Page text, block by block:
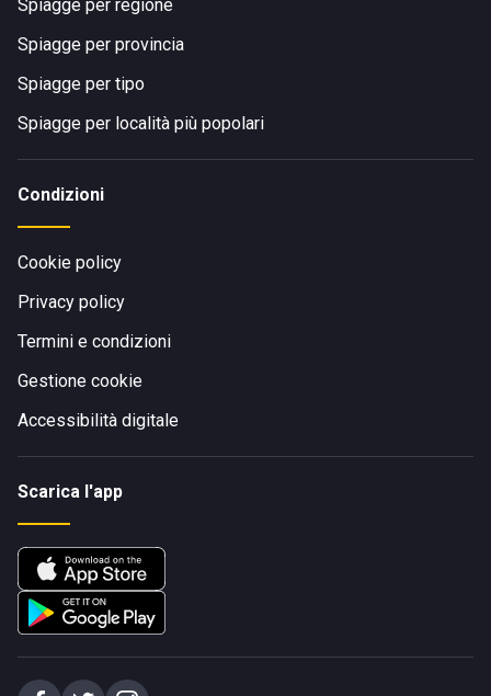
Spiagge per regione
Spiagge per provincia
Spiagge per tipo
Spiagge per località più popolari
Condizioni
Cookie policy
Privacy policy
Termini e condizioni
Gestione cookie
Accessibilità digitale
Scarica l'app